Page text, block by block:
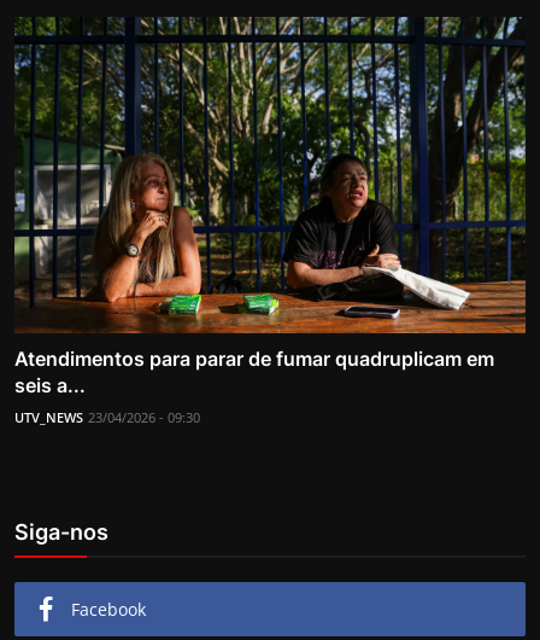
Atendimentos para parar de fumar quadruplicam em
seis a...
UTV_NEWS 23/04/2026 - 09:30
Siga-nos
Facebook